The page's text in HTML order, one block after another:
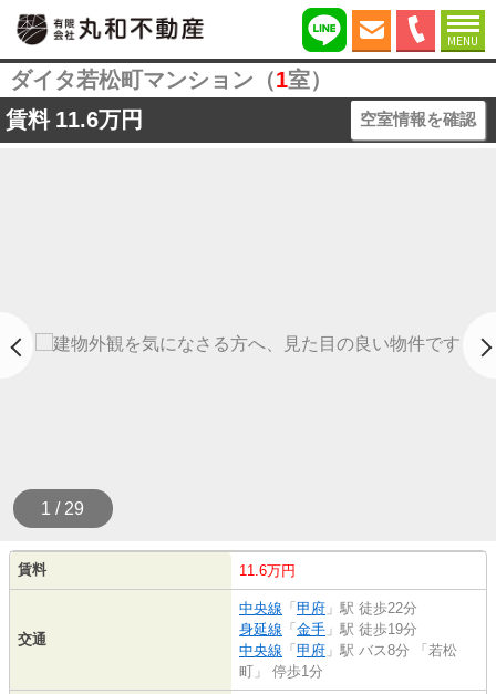
MENU
ダイタ若松町マンション（1室）
賃料 11.6万円 空室情報を確認
1 / 29
賃料 11.6万円
交通
中央線 「 甲府 」駅 徒歩22分
身延線 「 金手 」駅 徒歩19分
中央線 「 甲府 」駅 バス8分 「若松
町」 停歩1分